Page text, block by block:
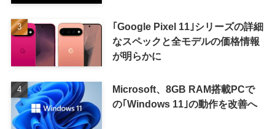
｢Google Pixel 11｣シリーズの詳細
なスペックと全モデルの価格情報
が明らかに
Microsoft、8GB RAM搭載PCで
の｢Windows 11｣の動作を改善へ